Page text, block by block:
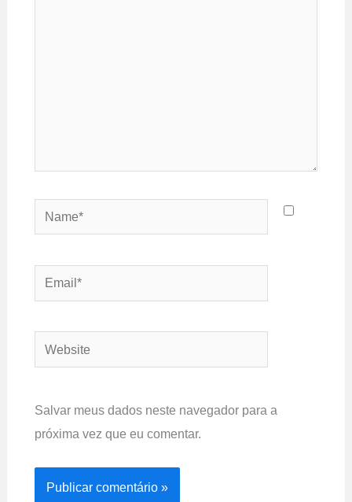
Name*
Email*
Website
Salvar meus dados neste navegador para a
próxima vez que eu comentar.